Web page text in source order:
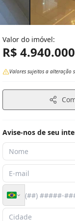
Valor do imóvel:
R$
Valores sujeitos a alteração
Avise-nos de seu